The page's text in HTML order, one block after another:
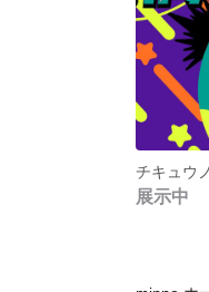
チキュウ
展示中